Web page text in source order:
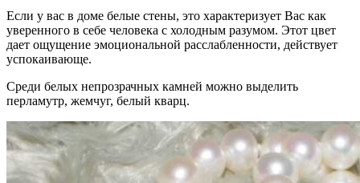
Если у вас в доме белые стены, это характеризует Вас как
уверенного в себе человека с холодным разумом. Этот цвет
дает ощущение эмоциональной расслабленности, действует
успокаивающе.
Среди белых непрозрачных камней можно выделить
перламутр, жемчуг, белый кварц.